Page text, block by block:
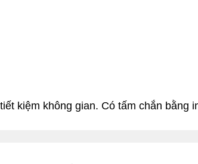
kiệm không gian. Có tấm chắn bằng